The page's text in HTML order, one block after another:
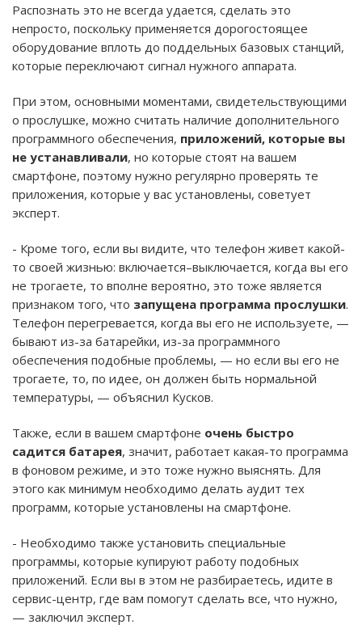
Распознать это не всегда удается, сделать это
непросто, поскольку применяется дорогостоящее
оборудование вплоть до поддельных базовых станций,
которые переключают сигнал нужного аппарата.
При этом, основными моментами, свидетельствующими
о прослушке, можно считать наличие дополнительного
программного обеспечения, приложений, которые вы
не устанавливали, но которые стоят на вашем
смартфоне, поэтому нужно регулярно проверять те
приложения, которые у вас установлены, советует
эксперт.
- Кроме того, если вы видите, что телефон живет какой-
то своей жизнью: включается–выключается, когда вы его
не трогаете, то вполне вероятно, это тоже является
признаком того, что запущена программа прослушки.
Телефон перегревается, когда вы его не используете, —
бывают из-за батарейки, из-за программного
обеспечения подобные проблемы, — но если вы его не
трогаете, то, по идее, он должен быть нормальной
температуры, — объяснил Кусков.
Также, если в вашем смартфоне очень быстро
садится батарея, значит, работает какая-то программа
в фоновом режиме, и это тоже нужно выяснять. Для
этого как минимум необходимо делать аудит тех
программ, которые установлены на смартфоне.
- Необходимо также установить специальные
программы, которые купируют работу подобных
приложений. Если вы в этом не разбираетесь, идите в
сервис-центр, где вам помогут сделать все, что нужно,
— заключил эксперт.